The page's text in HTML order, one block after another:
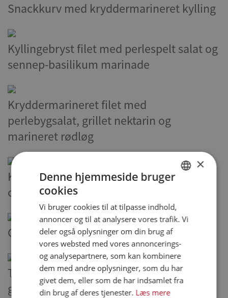
Snackkurv med kryddermarineret kylling
Kyllingebryst filet med perlespelt salat og
sennep-basilikum marinade
Kryddermarineret filet med
perlebygsalat, grillet nektarin og
marineret rødløg
Kålwraps med kylling, regnbuefarvet fyld
og avocadodressing
Grøntsags hottere med inderfilet
Tartelet pirogger med
grøntsagspindemadder
ENGLISH
GERMAN
×
Denne hjemmeside bruger
cookies
Vi bruger cookies til at tilpasse indhold,
annoncer og til at analysere vores trafik. Vi
deler også oplysninger om din brug af
vores websted med vores annoncerings-
og analysepartnere, som kan kombinere
dem med andre oplysninger, som du har
givet dem, eller som de har indsamlet fra
din brug af deres tjenester. Læs mere